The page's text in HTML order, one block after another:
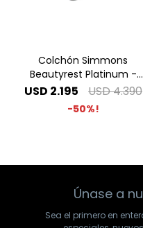
Colchón Simmons
Beautyrest Platinum -
1.40 x 1.90 2 Plazas
USD 2.195 USD4.390
50
Únase a
Sea el primero en